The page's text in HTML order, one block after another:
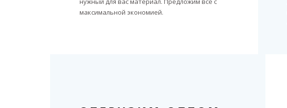
максимальной экономией.